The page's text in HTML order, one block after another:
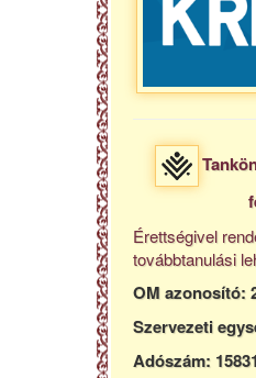
Érettségivel
továbbtanulási
OM azonosító:
Szervezeti
Adószám: